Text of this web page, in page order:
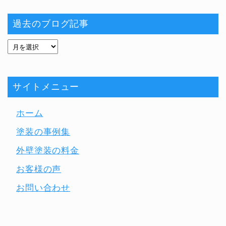
過去のブログ記事
サイトメニュー
ホーム
塗装の事例集
外壁塗装の料金
お客様の声
お問い合わせ